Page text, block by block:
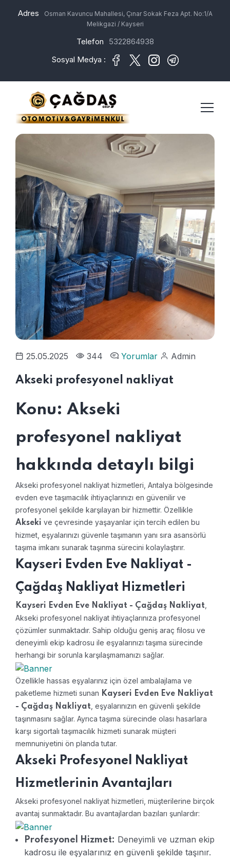
Adres
Osman Kavuncu Mahallesi, Çınar Sokak Feza Apt. No:1/A
Melikgazi / Kayseri
Telefon
5322864938
Sosyal Medya :
25.05.2025 344 Yorumlar Admin
Akseki profesyonel nakliyat
Konu: Akseki
profesyonel nakliyat
hakkında detaylı bilgi
Akseki profesyonel nakliyat hizmetleri, Antalya bölgesinde
evden eve taşımacılık ihtiyaçlarınızı en güvenilir ve
profesyonel şekilde karşılayan bir hizmettir. Özellikle
Akseki ve çevresinde yaşayanlar için tercih edilen bu
hizmet, eşyalarınızı güvenle taşımanın yanı sıra asansörlü
taşıma imkanı sunarak taşınma sürecini kolaylaştırır.
Kayseri Evden Eve Nakliyat -
Çağdaş Nakliyat Hizmetleri
Kayseri Evden Eve Nakliyat - Çağdaş Nakliyat
Akseki profesyonel nakliyat ihtiyaçlarınıza profesyonel
çözümler sunmaktadır. Sahip olduğu geniş araç filosu ve
deneyimli ekip kadrosu ile eşyalarınızı taşıma sürecinde
herhangi bir sorunla karşılaşmamanızı sağlar.
Özellikle hassas eşyalarınız için özel ambalajlama ve
paketleme hizmeti sunan Kayseri Evden Eve Nakliyat
- Çağdaş Nakliyat , eşyalarınızın en güvenli şekilde
taşınmasını sağlar. Ayrıca taşıma sürecinde olası hasarlara
karşı sigortalı taşımacılık hizmeti sunarak müşteri
memnuniyetini ön planda tutar.
Akseki Profesyonel Nakliyat
Hizmetlerinin Avantajları
Akseki profesyonel nakliyat hizmetleri, müşterilerine birçok
avantaj sunmaktadır. Bu avantajlardan bazıları şunlardır:
Profesyonel Hizmet: Deneyimli ve uzman ekip
kadrosu ile eşyalarınız en güvenli şekilde taşınır.